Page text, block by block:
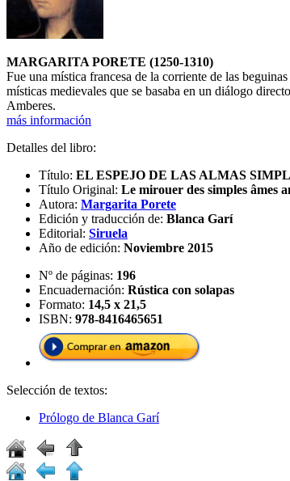
MARGARITA PORETE (1250-1310)
Fue una mística francesa de la corriente de las
místicas medievales que se basaba en un diálogo
Amberes.
más información
Detalles del libro:
Título: EL ESPEJO DE LAS ALMAS
Título Original: Le mirouer des simples âmes
Autora: Margarita Porete
Edición y traducción de: Blanca Garí
Editorial: Siruela
Año de edición: Noviembre 2015
Nº de páginas: 196
Encuadernación: Rústica con solapas
Formato: 14,5 x 21,5
ISBN: 978-8416465651
Selección de textos:
Prólogo de Blanca Garí